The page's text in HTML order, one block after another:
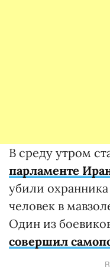
В среду утром
парламенте
убили
человек в
Один из
совершил